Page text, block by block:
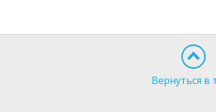
Вернуться в